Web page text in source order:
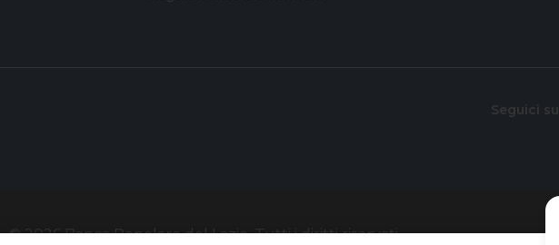
Seguici su
© 2026 Banca Popolare del Lazio.Tutti i diritti riservati